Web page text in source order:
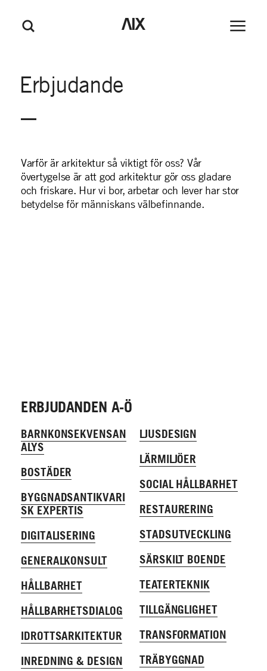
GÅ TILL HUVUDINNEHÅLL
GÅ TILL SIDFOT
M
e
AIX
Sök
Erbjudande
Varför är arkitektur så viktigt för oss? Vår
övertygelse är att god arkitektur gör oss gladare
och friskare. Hur vi bor, arbetar och lever har stor
betydelse för människans välbefinnande.
ERBJUDANDEN A-Ö
BARNKONSEKVENS­­­AN
ALYS
BOSTÄDER
BYGGNADS­ANTIKVARI
SK EXPERTIS
DIGITALISERING
GENERALKONSULT
HÅLLBARHET
HÅLLBARHETS­DIALOG
IDROTTSARKITEKTUR
INREDNING & DESIGN
LJUSDESIGN
LÄRMILJÖER
SOCIAL HÅLLBARHET
RESTAURERING
STADSUTVECKLING
SÄRSKILT BOENDE
TEATERTEKNIK
TILLGÄNGLIGHET
TRANSFORMATION
TRÄBYGGNAD